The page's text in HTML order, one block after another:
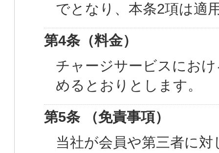
でとなり、本条2項は適
第4条（料金）
チャージサービスにお
めるとおりとします。
第5条 （免責事項）
当社が会員や第三者に